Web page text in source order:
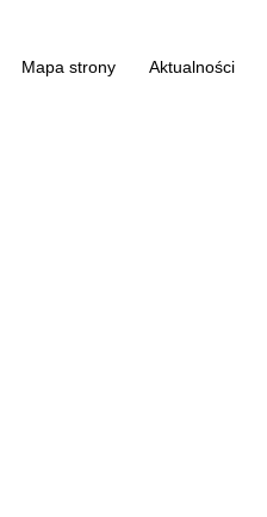
Mapa strony Aktualności